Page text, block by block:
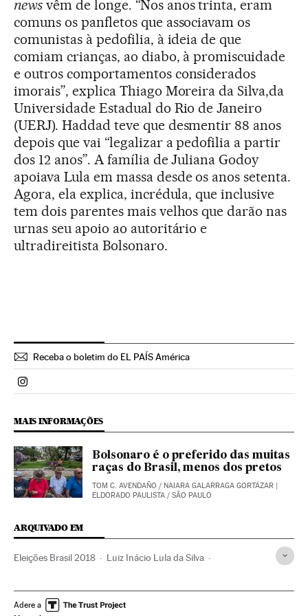
newsvêm de longe. “Nos anos trinta, eram
comuns os panfletos que associavam os
comunistas à pedofilia, à ideia de que
comiam crianças, ao diabo, à promiscuidade
e outros comportamentos considerados
imorais”, explica Thiago Moreira da Silva,da
Universidade Estadual do Rio de Janeiro
(UERJ). Haddad teve que desmentir 88 anos
depois que vai “legalizar a pedofilia a partir
dos 12 anos”. A família de Juliana Godoy
apoiava Lula em massa desde os anos setenta.
Agora, ela explica, incrédula, que inclusive
tem dois parentes mais velhos que darão nas
urnas seu apoio ao autoritário e
ultradireitista Bolsonaro.
Receba o boletim do EL PAÍS América
Politica El País Brasil en Instagram
MAIS INFORMAÇÕES
Bolsonaro é o preferido das muitas
raças do Brasil, menos dos pretos
TOM C. AVENDAÑO / NAIARA GALARRAGA GORTÁZAR |
ELDORADO PAULISTA / SÃO PAULO
ARQUIVADO EM
Eleições Brasil 2018 Luiz Inácio Lula da Silva
Partido dos Trabalhadores
Adere a